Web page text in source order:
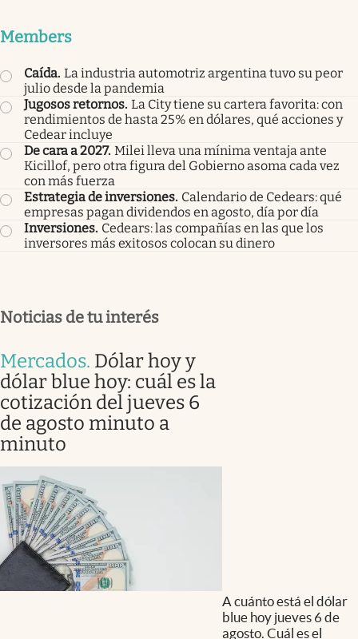
Members
Caída. La industria automotriz argentina tuvo su peor
julio desde la pandemia
Jugosos retornos. La City tiene su cartera favorita: con
rendimientos de hasta 25% en dólares, qué acciones y
Cedear incluye
De cara a 2027. Milei lleva una mínima ventaja ante
Kicillof, pero otra figura del Gobierno asoma cada vez
con más fuerza
Estrategia de inversiones. Calendario de Cedears: qué
empresas pagan dividendos en agosto, día por día
Inversiones. Cedears: las compañías en las que los
inversores más exitosos colocan su dinero
Noticias de tu interés
Mercados. Dólar hoy y
dólar blue hoy: cuál es la
cotización del jueves 6
de agosto minuto a
minuto
A cuánto está el dólar
blue hoy jueves 6 de
agosto. Cuál es el